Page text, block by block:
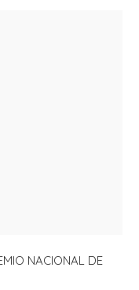
NACIONAL DE